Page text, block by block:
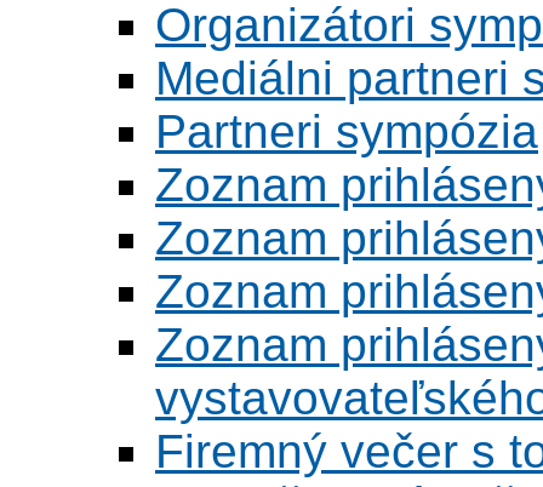
Organizátori
Mediálni partneri
Partneri sympózia
Zoznam
Zoznam
Zoznam
Zoznam
Firemný večer s